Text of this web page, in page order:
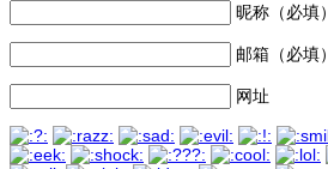
航
昵称（必填）
邮箱（必填）
网址